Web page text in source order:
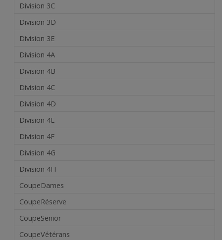
Division 3C
Division 3D
Division 3E
Division 4A
Division 4B
Division 4C
Division 4D
Division 4E
Division 4F
Division 4G
Division 4H
CoupeDames
CoupeRéserve
CoupeSenior
CoupeVétérans